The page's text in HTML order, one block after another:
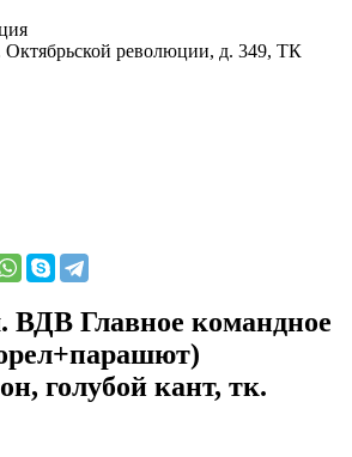
революции, д. 349, ТК
Главное командное
голубой кант, тк.